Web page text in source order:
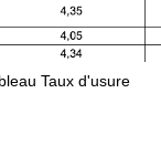
Taux d'usure